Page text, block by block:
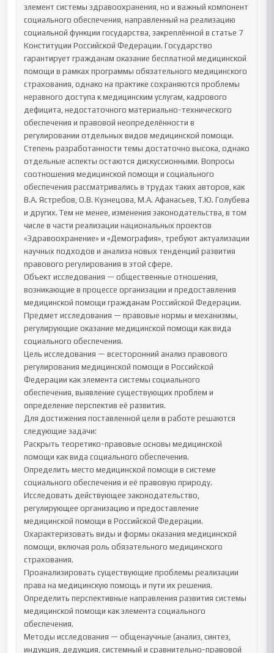
элемент системы здравоохранения, но и важный компонент
социального обеспечения, направленный на реализацию
социальной функции государства, закреплённой в статье 7
Конституции Российской Федерации. Государство
гарантирует гражданам оказание бесплатной медицинской
помощи в рамках программы обязательного медицинского
страхования, однако на практике сохраняются проблемы
неравного доступа к медицинским услугам, кадрового
дефицита, недостаточного материально-технического
обеспечения и правовой неопределённости в
регулировании отдельных видов медицинской помощи.
Степень разработанности темы достаточно высока, однако
отдельные аспекты остаются дискуссионными. Вопросы
соотношения медицинской помощи и социального
обеспечения рассматривались в трудах таких авторов, как
В.А. Ястребов, О.В. Кузнецова, М.А. Афанасьев, Т.Ю. Голубева
и других. Тем не менее, изменения законодательства, в том
числе в части реализации национальных проектов
«Здравоохранение» и «Демография», требуют актуализации
научных подходов и анализа новых тенденций развития
правового регулирования в этой сфере.
Объект исследования — общественные отношения,
возникающие в процессе организации и предоставления
медицинской помощи гражданам Российской Федерации.
Предмет исследования — правовые нормы и механизмы,
регулирующие оказание медицинской помощи как вида
социального обеспечения.
Цель исследования — всесторонний анализ правового
регулирования медицинской помощи в Российской
Федерации как элемента системы социального
обеспечения, выявление существующих проблем и
определение перспектив её развития.
Для достижения поставленной цели в работе решаются
следующие задачи:
Раскрыть теоретико-правовые основы медицинской
помощи как вида социального обеспечения.
Определить место медицинской помощи в системе
социального обеспечения и её правовую природу.
Исследовать действующее законодательство,
регулирующее организацию и предоставление
медицинской помощи в Российской Федерации.
Охарактеризовать виды и формы оказания медицинской
помощи, включая роль обязательного медицинского
страхования.
Проанализировать существующие проблемы реализации
права на медицинскую помощь и пути их решения.
Определить перспективные направления развития системы
медицинской помощи как элемента социального
обеспечения.
Методы исследования — общенаучные (анализ, синтез,
индукция, дедукция, системный и сравнительно-правовой